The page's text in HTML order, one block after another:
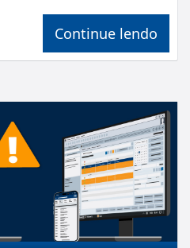
Continue lendo